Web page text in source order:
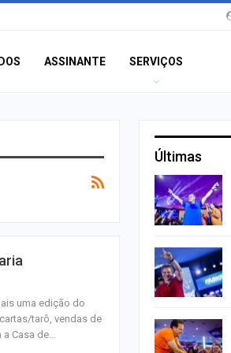
ASSINANTE SERVIÇOS
uma edição do
tarô, vendas de
Casa de…
Últimas
Idoso sofre mal súbito e
Prouni 2026: divulgado o
resultado de nova
Produção de petróleo em
Sergipe aumentou 1,7% em